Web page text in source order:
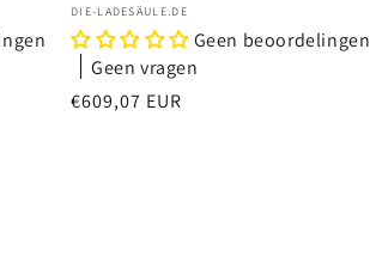
Verkoper:
DIE-LADESÄULE.DE
Geen beoordelingen
Geen vragen
Normale
€609,07 EUR